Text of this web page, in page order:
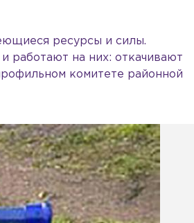
ресурсы и силы.
работают на них: откачивают
комитете районной